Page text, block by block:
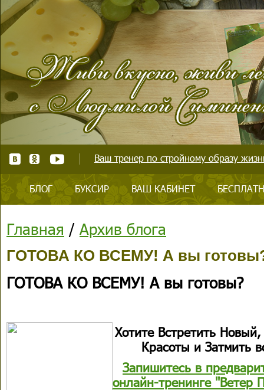
Ваш тренер по стройному образу
БЛОГ БУКСИР ВАШ КАБИНЕТ
Главная / Архив блога
ГОТОВА КО ВСЕМУ! А вы
ГОТОВА КО ВСЕМУ! А вы готовы?
Хотите Встретить
Красоты и Затмить
Запишитесь в
онлайн-тренинге "Ветер